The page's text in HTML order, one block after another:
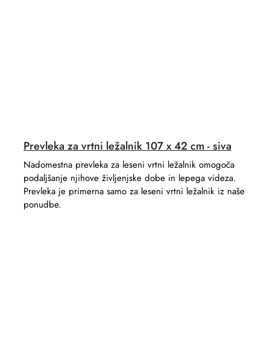
Prevleka za vrtni ležalnik 107 x 42 cm - siva
Nadomestna prevleka za leseni vrtni ležalnik omogoča
podaljšanje njihove življenjske dobe in lepega videza.
Prevleka je primerna samo za leseni vrtni ležalnik iz naše
ponudbe.